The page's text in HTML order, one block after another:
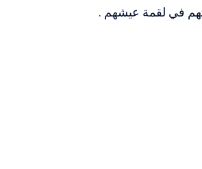
في لقمة عيشهم .